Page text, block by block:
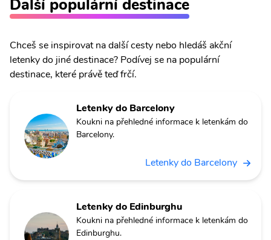
Další populární destinace
Chceš se inspirovat na další cesty nebo hledáš akční
letenky do jiné destinace? Podívej se na populární
destinace, které právě teď frčí.
Letenky do Barcelony
Koukni na přehledné informace k letenkám do
Barcelony.
Letenky do Barcelony
Letenky do Edinburghu
Koukni na přehledné informace k letenkám do
Edinburghu.